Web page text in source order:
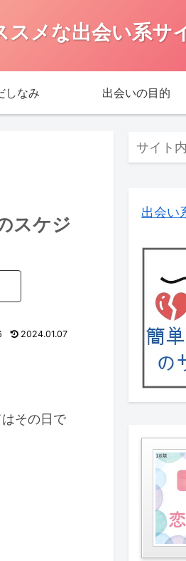
メな出会い系サ
しなみ 出会いの目的
スケジ
2024.01.07
その日で
出会い